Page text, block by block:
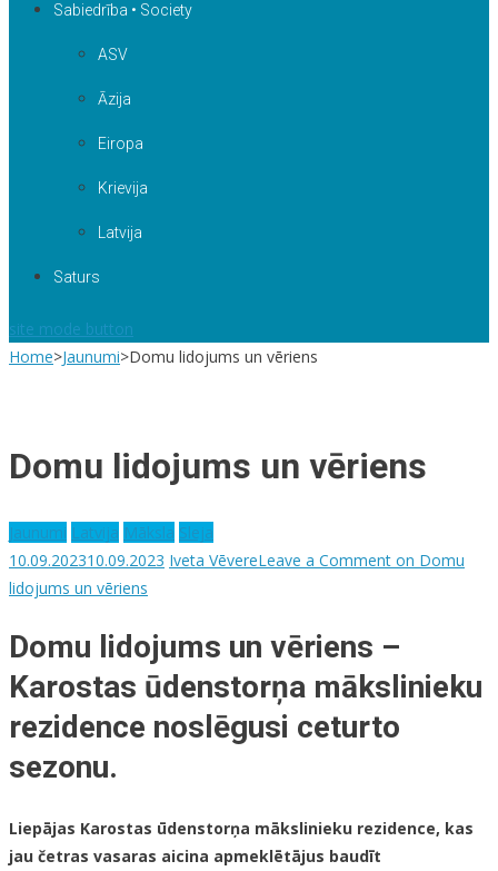
Sabiedrība • Society
ASV
Āzija
Eiropa
Krievija
Latvija
Saturs
site mode button
Home>Jaunumi>Domu lidojums un vēriens
Domu lidojums un vēriens
Jaunumi Latvija Māksla Sleja
10.09.202310.09.2023 Iveta VēvereLeave a Comment on Domu
lidojums un vēriens
Domu lidojums un vēriens –
Karostas ūdenstorņa mākslinieku
rezidence noslēgusi ceturto
sezonu.
Liepājas Karostas ūdenstorņa mākslinieku rezidence, kas
jau četras vasaras aicina apmeklētājus baudīt